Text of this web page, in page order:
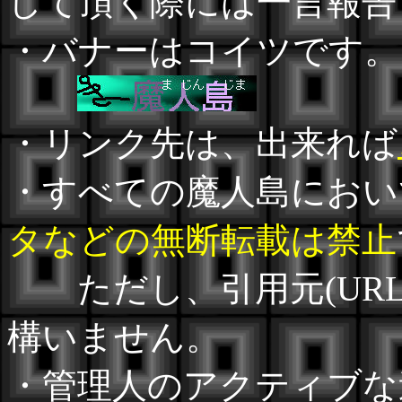
・バナーはコイツです。
・リンク先は、出来れば
・すべての魔人島にお
タなどの無断転載は禁止
ただし、引用元(URL
構いません。
・管理人のアクティブ